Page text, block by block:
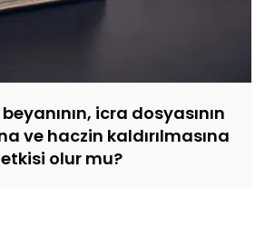
icra dosyasının
ve haczin kaldırılmasına
etkisi olur mu?